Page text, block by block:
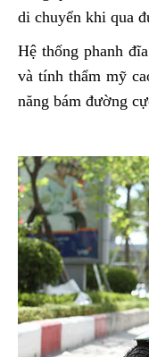
di chuyển khi qua
Hệ thống phanh
và tính thẩm mỹ
năng bám đường